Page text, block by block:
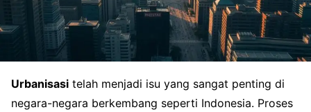
Urbanisasi telah menjadi isu yang sangat penting di
negara-negara berkembang seperti Indonesia. Proses